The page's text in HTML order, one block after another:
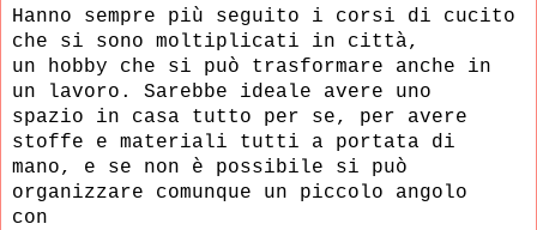
Hanno sempre più seguito i corsi di cucito
che si sono moltiplicati in città,
un hobby che si può trasformare anche in
un lavoro. Sarebbe ideale avere uno
spazio in casa tutto per se, per avere
stoffe e materiali tutti a portata di
mano, e se non è possibile si può
organizzare comunque un piccolo angolo
con